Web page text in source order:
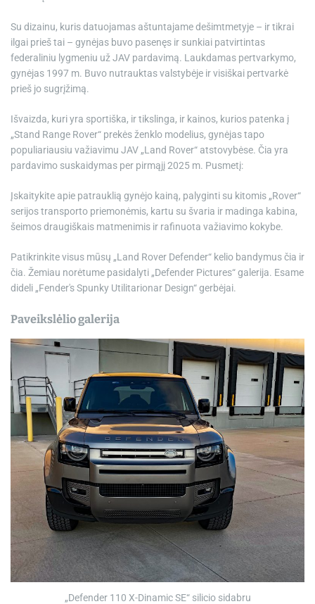
Su dizainu, kuris datuojamas aštuntajame dešimtmetyje – ir tikrai
ilgai prieš tai – gynėjas buvo pasenęs ir sunkiai patvirtintas
federaliniu lygmeniu už JAV pardavimą. Laukdamas pertvarkymo,
gynėjas 1997 m. Buvo nutrauktas valstybėje ir visiškai pertvarkė
prieš jo sugrįžimą.
Išvaizda, kuri yra sportiška, ir tikslinga, ir kainos, kurios patenka į
„Stand Range Rover“ prekės ženklo modelius, gynėjas tapo
populiariausiu važiavimu JAV „Land Rover“ atstovybėse. Čia yra
pardavimo suskaidymas per pirmąjį 2025 m. Pusmetį:
Įskaitykite apie patrauklią gynėjo kainą, palyginti su kitomis „Rover“
serijos transporto priemonėmis, kartu su švaria ir madinga kabina,
šeimos draugiškais matmenimis ir rafinuota važiavimo kokybe.
Patikrinkite visus mūsų „Land Rover Defender“ kelio bandymus čia ir
čia. Žemiau norėtume pasidalyti „Defender Pictures“ galerija. Esame
dideli „Fender's Spunky Utilitarionar Design“ gerbėjai.
Paveikslėlio galerija
„Defender 110 X-Dinamic SE“ silicio sidabru